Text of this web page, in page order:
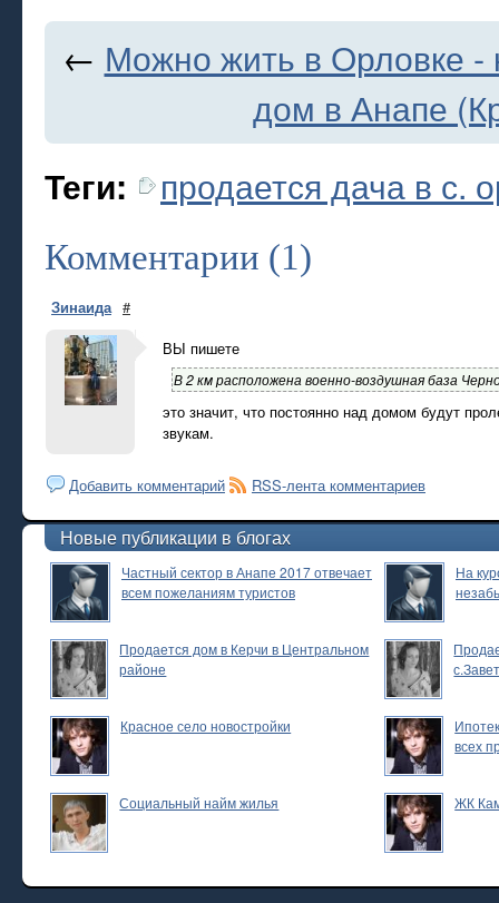
← Можно жить в Орловке -
дом в Анапе
Теги: продается дача в с.
Комментарии (1)
Зинаида #
ВЫ пишете
В 2 км расположена военно-воздушная база
это значит, что постоянно над домом будут
звукам.
Добавить комментарий RSS-лента комментариев
Новые публикации в блогах
Частный сектор в Анапе 2017 отвечает
всем пожеланиям туристов
На
Продается дом в Керчи в Центральном
районе
Красное село новостройки
всех
Социальный найм жилья ЖК